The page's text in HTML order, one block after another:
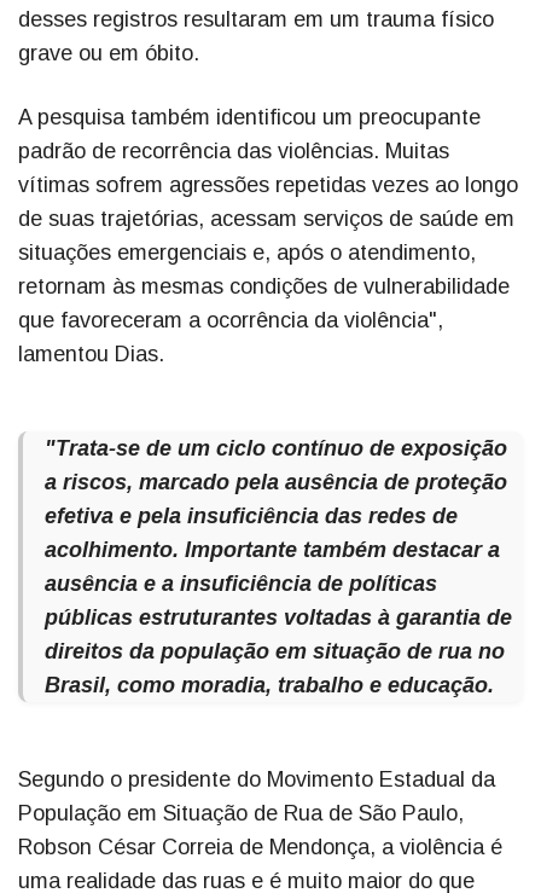
desses registros resultaram em um trauma físico
grave ou em óbito.
A pesquisa também identificou um preocupante
padrão de recorrência das violências. Muitas
vítimas sofrem agressões repetidas vezes ao longo
de suas trajetórias, acessam serviços de saúde em
situações emergenciais e, após o atendimento,
retornam às mesmas condições de vulnerabilidade
que favoreceram a ocorrência da violência",
lamentou Dias.
"Trata-se de um ciclo contínuo de exposição
a riscos, marcado pela ausência de proteção
efetiva e pela insuficiência das redes de
acolhimento. Importante também destacar a
ausência e a insuficiência de políticas
públicas estruturantes voltadas à garantia de
direitos da população em situação de rua no
Brasil, como moradia, trabalho e educação.
Segundo o presidente do Movimento Estadual da
População em Situação de Rua de São Paulo,
Robson César Correia de Mendonça, a violência é
uma realidade das ruas e é muito maior do que